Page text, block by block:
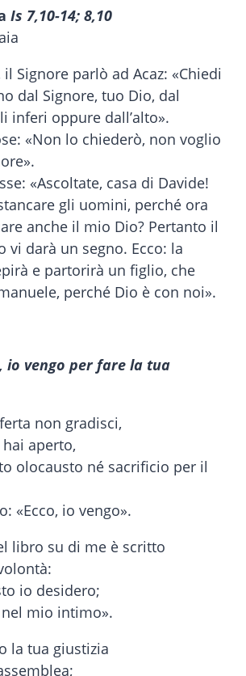
Is 7,10-14; 8,10
Signore parlò ad Acaz: «Chiedi
dal Signore, tuo Dio, dal
inferi oppure dall’alto».
«Non lo chiederò, non voglio
«Ascoltate, casa di Davide!
gli uomini, perché ora
anche il mio Dio? Pertanto il
vi darà un segno. Ecco: la
e partorirà un figlio, che
perché Dio è con noi».
io vengo per fare la tua
non gradisci,
aperto,
olocausto né sacrificio per il
«Ecco, io vengo».
libro su di me è scritto
io desidero;
mio intimo».
la tua giustizia